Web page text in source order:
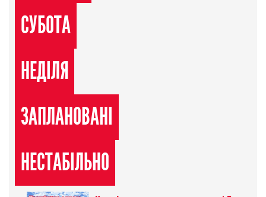
СУБОТА
НЕДІЛЯ
ЗАПЛАНОВАНІ
НЕСТАБІЛЬНО